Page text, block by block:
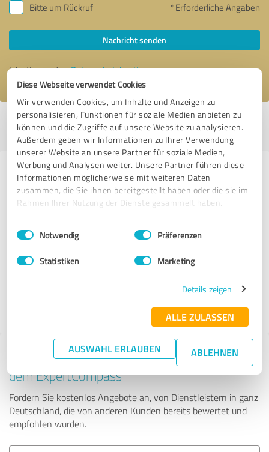
Diese Webseite verwendet Cookies
Wir verwenden Cookies, um Inhalte und Anzeigen zu
personalisieren, Funktionen für soziale Medien anbieten zu
können und die Zugriffe auf unsere Website zu analysieren.
Außerdem geben wir Informationen zu Ihrer Verwendung
unserer Website an unsere Partner für soziale Medien,
Werbung und Analysen weiter. Unsere Partner führen diese
Informationen möglicherweise mit weiteren Daten
zusammen, die Sie ihnen bereitgestellt haben oder die sie im
Rahmen Ihrer Nutzung der Dienste gesammelt haben.
Impressum Datenschutzbestimmungen
Einwilligungsauswahl
Notwendig Präferenzen
Statistiken Marketing
Details zeigen
ALLE ZULASSEN
AUSWAHL ERLAUBEN ABLEHNEN
Bitte um Rückruf * Erforderliche Angaben
Nachricht senden
Ich stimme denDatenschutzbestimmungenzu.
Profil aktiv seit 07.07.2025 | Letzte Aktualisierung: 10.08.2026
melden
Erfahrungen zu weiteren
Anbietern aus dem Bereich Hotels
& Unterkünfte
Eifelperle
Tipp: Die passenden Experten finden - mit
dem ExpertCompass
Fordern Sie kostenlos Angebote an, von Dienstleistern in ganz
Deutschland, die von anderen Kunden bereits bewertet und
empfohlen wurden.